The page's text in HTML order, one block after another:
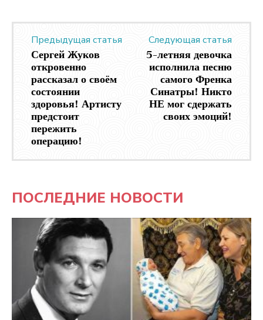
Предыдущая статья
Сергей Жуков
откровенно
рассказал о своём
состоянии
здоровья! Артисту
предстоит
пережить
операцию!
Следующая статья
5-летняя девочка
исполнила песню
самого Френка
Синатры! Никто
НЕ мог сдержать
своих эмоций!
ПОСЛЕДНИЕ НОВОСТИ